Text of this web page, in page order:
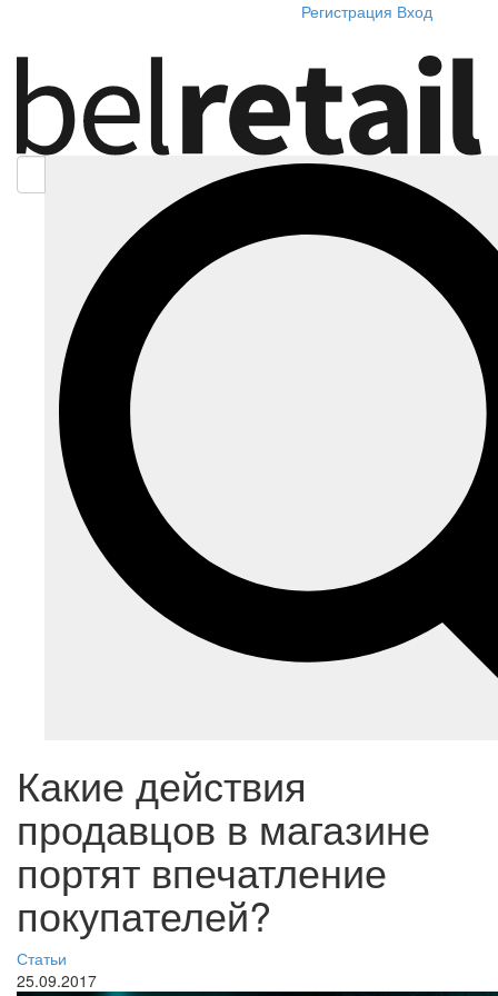
Регистрация Вход
Какие действия
продавцов в магазине
портят впечатление
покупателей?
Статьи
25.09.2017